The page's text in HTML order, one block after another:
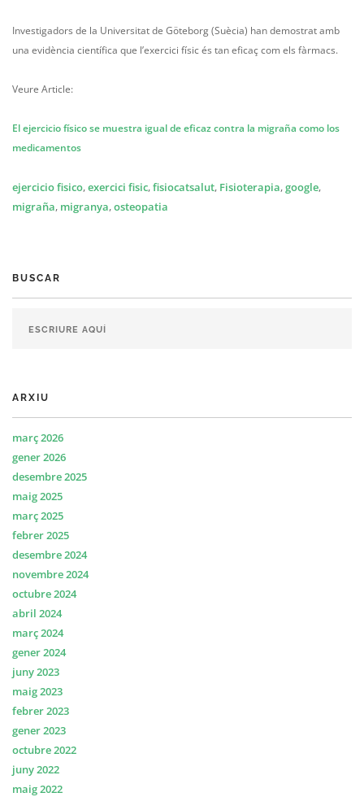
Investigadors de la Universitat de Göteborg (Suècia) han demostrat amb
una evidència científica que l’exercici físic és tan eficaç com els fàrmacs.
Veure Article:
El ejercicio físico se muestra igual de eficaz contra la migraña como los
medicamentos
ejercicio fisico,exercici fisic,fisiocatsalut, Fisioterapia,google,
migraña, migranya,osteopatia
BUSCAR
ARXIU
març 2026
gener 2026
desembre 2025
maig 2025
març 2025
febrer 2025
desembre 2024
novembre 2024
octubre 2024
abril 2024
març 2024
gener 2024
juny 2023
maig 2023
febrer 2023
gener 2023
octubre 2022
juny 2022
maig 2022